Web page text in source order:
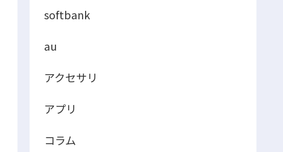
softbank
au
アクセサリ
アプリ
コラム